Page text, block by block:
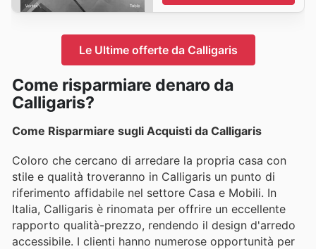
Le Ultime offerte da Calligaris
Come risparmiare denaro da
Calligaris?
Come Risparmiare sugli Acquisti da Calligaris
Coloro che cercano di arredare la propria casa con
stile e qualità troveranno in Calligaris un punto di
riferimento affidabile nel settore Casa e Mobili. In
Italia, Calligaris è rinomata per offrire un eccellente
rapporto qualità-prezzo, rendendo il design d'arredo
accessibile. I clienti hanno numerose opportunità per